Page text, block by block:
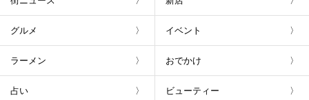
グルメ イベント
ラーメン おでかけ
占い ビューティー